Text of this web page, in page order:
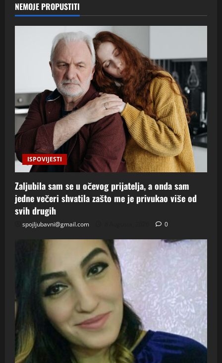
NEMOJE PROPUSTITI
ISPOVIJESTI
Zaljubila sam se u očevog prijatelja, a onda sam
jedne večeri shvatila zašto me je privukao više od
svih drugih
spojljubavni@gmail.com 0